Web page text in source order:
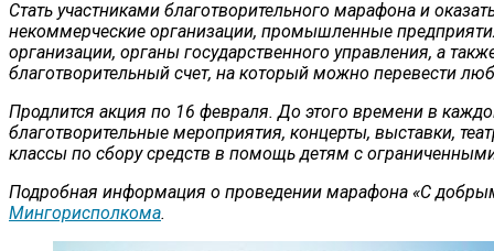
Стать участниками благотворительного марафона и
некоммерческие организации, промышленные
организации, органы государственного управления, а
благотворительный счет, на который можно перевести
Продлится акция по 16 февраля. До этого времени в
благотворительные мероприятия, концерты, выставки,
классы по сбору средств в помощь детям с
Подробная информация о проведении марафона «С
Мингорисполкома.